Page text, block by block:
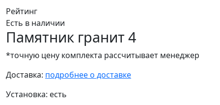
Рейтинг
Есть в наличии
Памятник гранит 4
*точную цену комплекта рассчитывает менеджер
Доставка: подробнее о доставке
Установка: есть